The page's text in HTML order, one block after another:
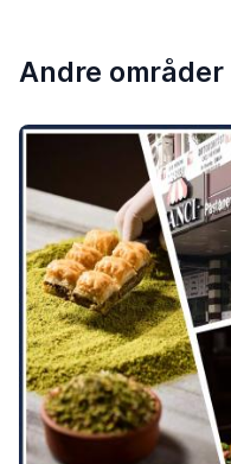
Andre områder